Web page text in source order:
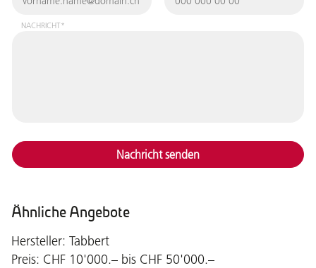
NACHRICHT*
Nachricht senden
Ähnliche Angebote
Hersteller: Tabbert
Preis: CHF 10'000.– bis CHF 50'000.–